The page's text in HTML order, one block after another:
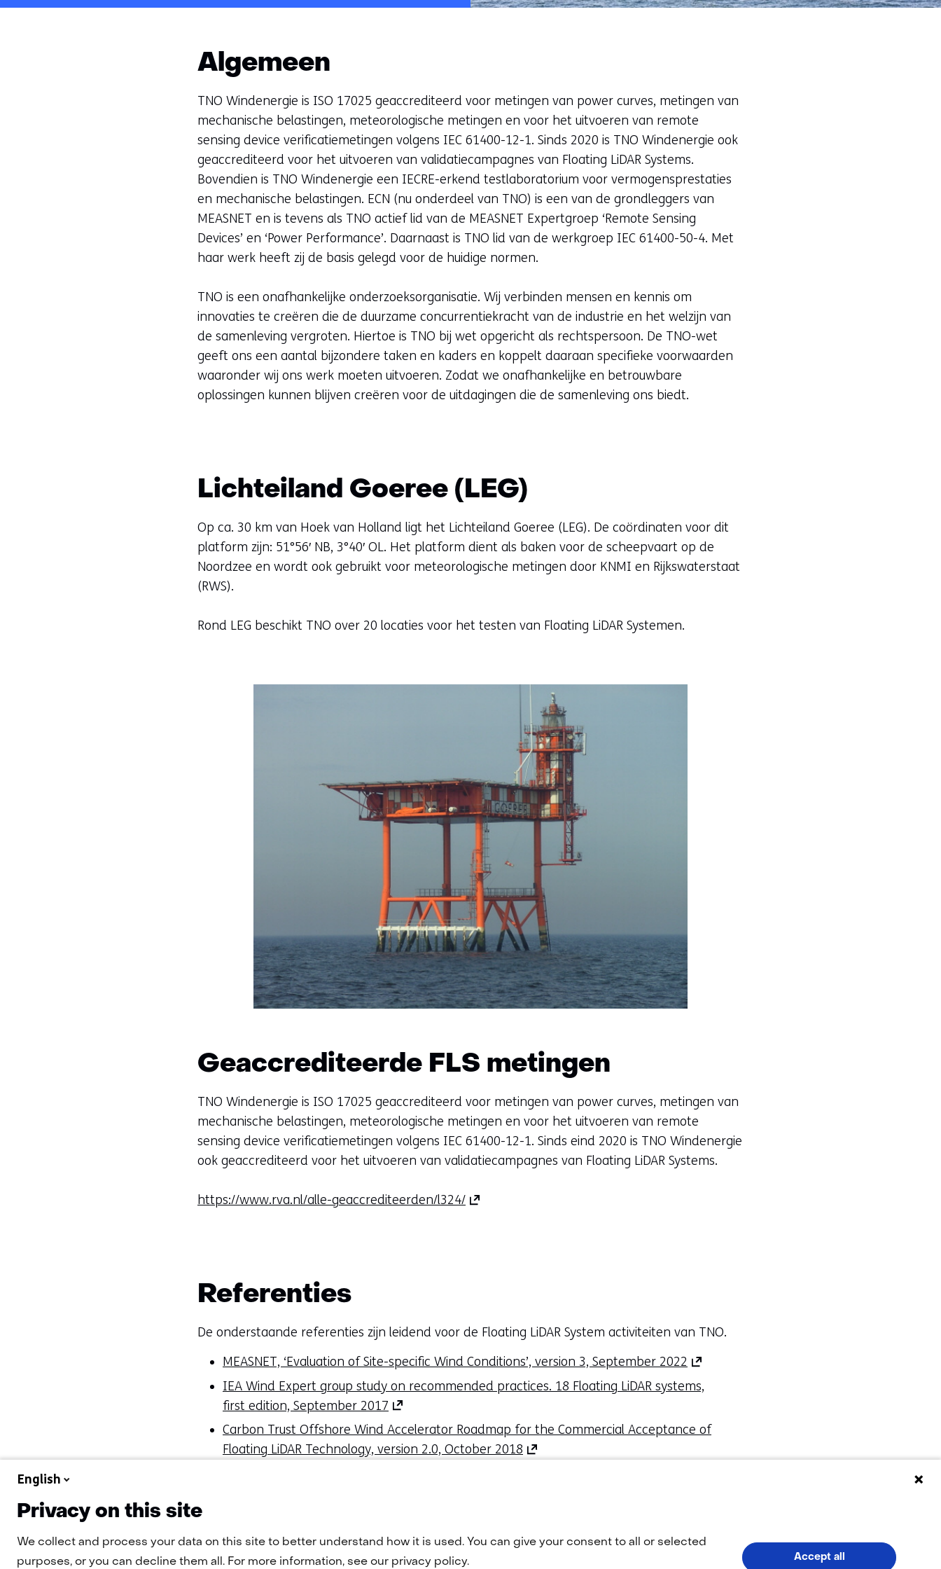
Algemeen
TNO Windenergie is ISO 17025 geaccrediteerd voor metingen van power curves, metingen van
mechanische belastingen, meteorologische metingen en voor het uitvoeren van remote
sensing device verificatiemetingen volgens IEC 61400-12-1. Sinds 2020 is TNO Windenergie ook
geaccrediteerd voor het uitvoeren van validatiecampagnes van Floating LiDAR Systems.
Bovendien is TNO Windenergie een IECRE-erkend testlaboratorium voor vermogensprestaties
en mechanische belastingen. ECN (nu onderdeel van TNO) is een van de grondleggers van
MEASNET en is tevens als TNO actief lid van de MEASNET Expertgroep ‘Remote Sensing
Devices’ en ‘Power Performance’. Daarnaast is TNO lid van de werkgroep IEC 61400-50-4. Met
haar werk heeft zij de basis gelegd voor de huidige normen.
TNO is een onafhankelijke onderzoeksorganisatie. Wij verbinden mensen en kennis om
innovaties te creëren die de duurzame concurrentiekracht van de industrie en het welzijn van
de samenleving vergroten. Hiertoe is TNO bij wet opgericht als rechtspersoon. De TNO-wet
geeft ons een aantal bijzondere taken en kaders en koppelt daaraan specifieke voorwaarden
waaronder wij ons werk moeten uitvoeren. Zodat we onafhankelijke en betrouwbare
oplossingen kunnen blijven creëren voor de uitdagingen die de samenleving ons biedt.
Lichteiland Goeree (LEG)
Op ca. 30 km van Hoek van Holland ligt het Lichteiland Goeree (LEG). De coördinaten voor dit
platform zijn: 51°56′ NB, 3°40′ OL. Het platform dient als baken voor de scheepvaart op de
Noordzee en wordt ook gebruikt voor meteorologische metingen door KNMI en Rijkswaterstaat
(RWS).
Rond LEG beschikt TNO over 20 locaties voor het testen van Floating LiDAR Systemen.
Geaccrediteerde FLS metingen
TNO Windenergie is ISO 17025 geaccrediteerd voor metingen van power curves, metingen van
mechanische belastingen, meteorologische metingen en voor het uitvoeren van remote
sensing device verificatiemetingen volgens IEC 61400-12-1. Sinds eind 2020 is TNO Windenergie
ook geaccrediteerd voor het uitvoeren van validatiecampagnes van Floating LiDAR Systems.
https://www.rva.nl/alle-geaccrediteerden/l324/(opent
andere
website)
Referenties
De onderstaande referenties zijn leidend voor de Floating LiDAR System activiteiten van TNO.
MEASNET, ‘Evaluation of Site-specific Wind Conditions’, version 3, September 2022 (opent
in
(verwijst
naar
IEA Wind Expert group study on recommended practices. 18 Floating LiDAR systems,
first edition, September 2017 (opent
in
nieuw
venster)
andere
website)
Carbon Trust Offshore Wind Accelerator Roadmap for the Commercial Acceptance of
Floating LiDAR Technology, version 2.0, October 2018 (opent
naar
English
Privacy on this site
We collect and process your data on this site to better understand how it is used. You can give your consent to all or selected
purposes, or you can decline them all. For more information, see our privacy policy.
Accept all